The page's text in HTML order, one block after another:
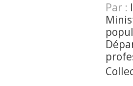
Par :